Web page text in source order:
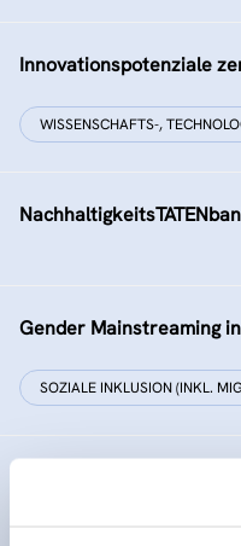
Innovationspotenziale
WISSENSCHAFTS-,
Gender Mainstreaming
SOZIALE INKLUSION (INKL.